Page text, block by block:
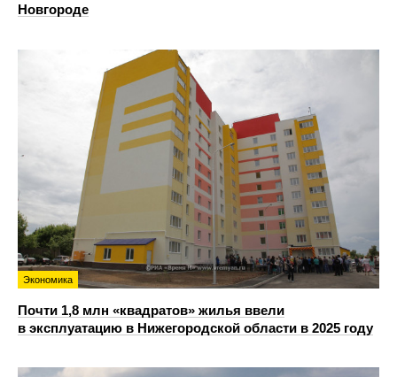
Новгороде
Экономика
Почти 1,8 млн «квадратов» жилья ввели
в эксплуатацию в Нижегородской области в 2025 году